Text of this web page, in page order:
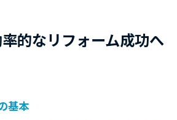
的なリフォーム成功へ
基本